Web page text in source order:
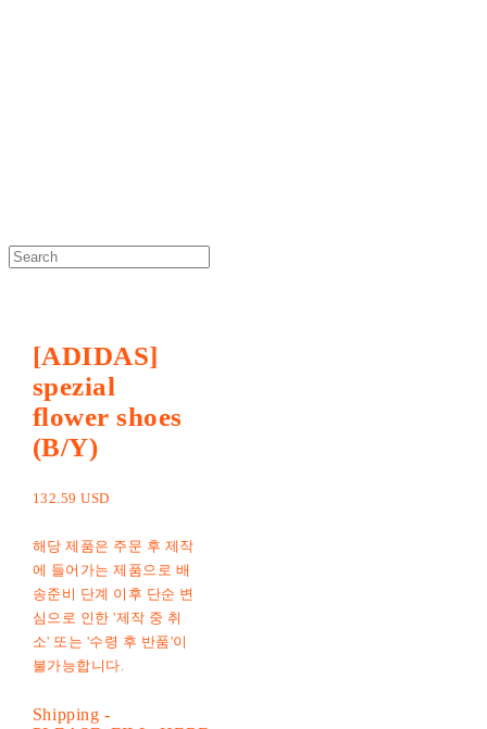
[ADIDAS]
spezial
flower shoes
(B/Y)
132.59 USD
해당 제품은 주문 후 제작
에 들어가는 제품으로 배
송준비 단계 이후 단순 변
심으로 인한 '제작 중 취
소' 또는 '수령 후 반품'이
불가능합니다.
Shipping-